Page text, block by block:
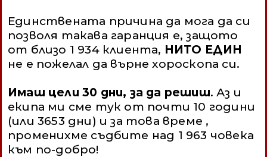
Единствената причина да мога да си
позволя такава гаранция е, защото
от близо 1 934 клиента, НИТО ЕДИН
не е пожелал да върне хороскопа си.
Имаш цели 30 дни, за да решиш. Аз и
екипа ми сме тук от почти 10 години
(или 3653 дни) и за това време ,
променихме съдбите над 1 963 човека
към по-добро!